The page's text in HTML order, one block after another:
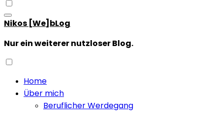
Nikos [We]bLog
Nur ein weiterer nutzloser Blog.
Home
Über mich
Beruflicher Werdegang